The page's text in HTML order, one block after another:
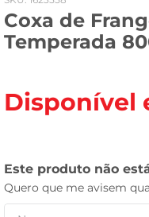
Coxa de
Temperada
Disponível
café
cerveja
vinho
leite pó